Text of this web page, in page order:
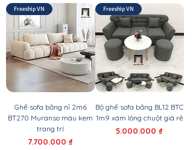
Freeship VN
Ghế sofa băng nỉ 2m6
BT270 Muranso màu kem
trang trí
Giá
7.700.000 ₫
Freeship VN
Bộ ghế sofa băng BL12 BTC
1m9 xám lông chuột giá rẻ
Giá
5.000.000 ₫